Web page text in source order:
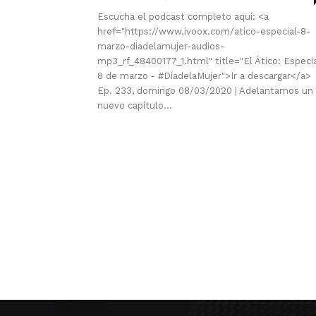
Escucha el podcast completo aquí: <a
href="https://www.ivoox.com/atico-especial-8-
marzo-diadelamujer-audios-
mp3_rf_48400177_1.html" title="El Ático:
8 de marzo - #DíadelaMujer">Ir a descargar</a>
Ep. 233, domingo 08/03/2020 | Adelantamos un
nuevo capítulo...